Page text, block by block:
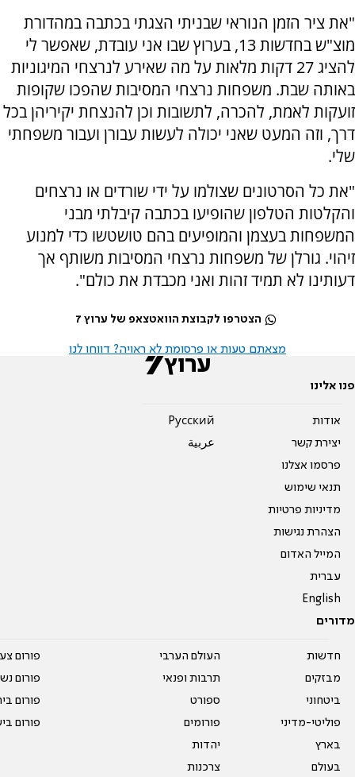
"את ציר הזמן הנוראי שבניתי הצגתי בכתבה במהדורת
מוצ"ש בחדשות 13, בערוץ שבו אני עובדת, שאפשר לי
להציג 27 דקות מלאות על מה שאירע לנרצחי המיגוניות
באותה שבת. משפחות נרצחי המסיבות שהפכו שקופות
זועקות לאמת, להכרה, לתשובות וכן להנצחת יקיריהן בכל
דרך, וזה המעט שאני יכולה לעשות עבורן ועבור משפחתי
שלי.
"את כל הסרטונים שצולמו על ידי שורדים או נרצחים
והקלטות הטלפון שהופיעו בכתבה קיבלתי מבני
המשפחות בעצמן והמופיעים בהם טושטשו כדי למנוע
זיהוי. גורלן של משפחות נרצחי המסיבות משותף אך
דעותינו לא תמיד זהות ואני מכבדת את כולם".
הצטרפו לקבוצת הוואטצאפ של ערוץ 7
מצאתם טעות או פרסומת לא ראויה? דווחו לנו
פנו אלינו
אודות
יצירת קשר
פרסמו אצלנו
תנאי שימוש
מדיניות פרטיות
הצהרת נגישות
המייל האדום
עברית
English
Pусский
عربية
מדורים
חדשות
מבזקים
ביטחוני
פוליטי-מדיני
בארץ
בעולם
העולם הערבי
תרבות ופנאי
ספורט
פורומים
יהדות
צרכנות
פורום
פורום
פורום
פורום